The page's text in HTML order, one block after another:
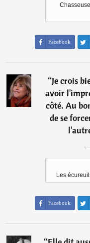
Facebook
“Je crois
avoir
côté. Au
de se
Les
Facebook